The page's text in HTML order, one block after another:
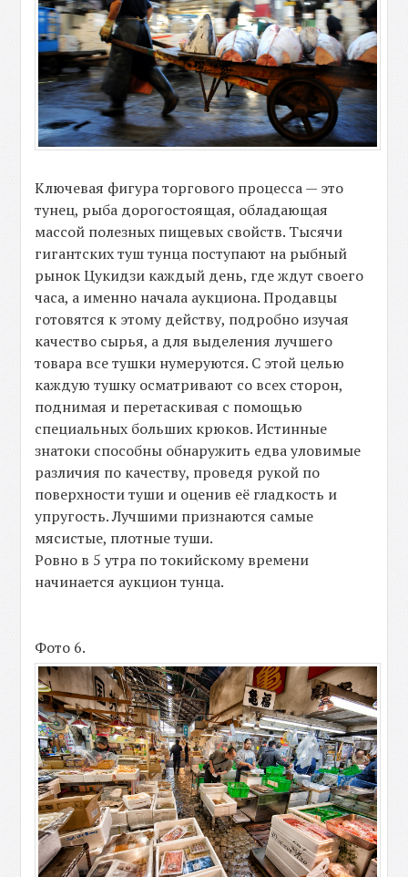
Ключевая фигура торгового процесса — это
тунец, рыба дорогостоящая, обладающая
массой полезных пищевых свойств. Тысячи
гигантских туш тунца поступают на рыбный
рынок Цукидзи каждый день, где ждут своего
часа, а именно начала аукциона. Продавцы
готовятся к этому действу, подробно изучая
качество сырья, а для выделения лучшего
товара все тушки нумеруются. С этой целью
каждую тушку осматривают со всех сторон,
поднимая и перетаскивая с помощью
специальных больших крюков. Истинные
знатоки способны обнаружить едва уловимые
различия по качеству, проведя рукой по
поверхности туши и оценив её гладкость и
упругость. Лучшими признаются самые
мясистые, плотные туши.
Ровно в 5 утра по токийскому времени
начинается аукцион тунца.
Фото 6.